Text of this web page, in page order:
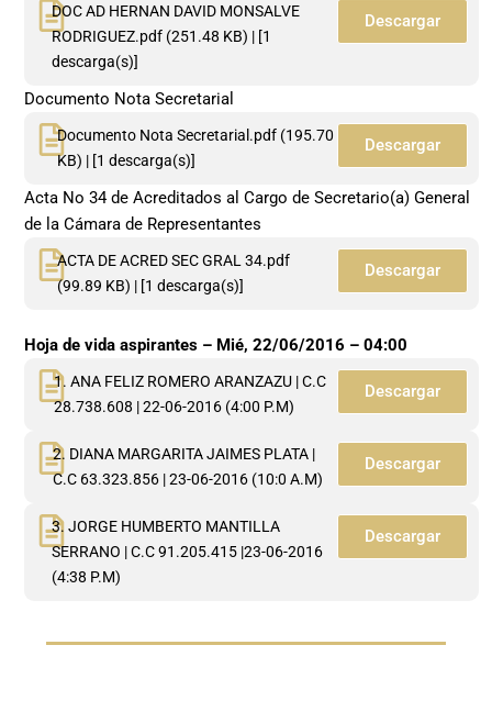
DOC AD HERNAN DAVID MONSALVE
RODRIGUEZ.pdf (251.48 KB) | [1
descarga(s)]
Descargar
Documento Nota Secretarial
Documento Nota Secretarial.pdf (195.70
KB) | [1 descarga(s)]
Descargar
Acta No 34 de Acreditados al Cargo de Secretario(a) General
de la Cámara de Representantes
ACTA DE ACRED SEC GRAL 34.pdf
(99.89 KB) | [1 descarga(s)]
Descargar
Hoja de vida aspirantes – Mié, 22/06/2016 – 04:00
1. ANA FELIZ ROMERO ARANZAZU | C.C
28.738.608 | 22-06-2016 (4:00 P.M)
Descargar
2. DIANA MARGARITA JAIMES PLATA |
C.C 63.323.856 | 23-06-2016 (10:0 A.M)
Descargar
3. JORGE HUMBERTO MANTILLA
SERRANO | C.C 91.205.415 |23-06-2016
(4:38 P.M)
Descargar